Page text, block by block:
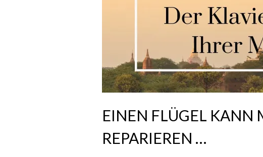
EINEN FLÜGEL KANN
REPARIEREN …